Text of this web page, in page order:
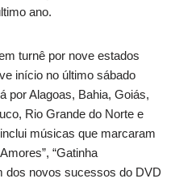
ano.
turnê por nove estados
início no último sábado
por Alagoas, Bahia, Goiás,
Rio Grande do Norte e
músicas que marcaram
“Gatinha
dos novos sucessos do DVD